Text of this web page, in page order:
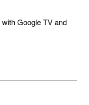
Google TV and